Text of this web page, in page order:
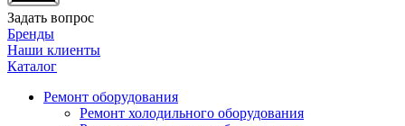
Задать вопрос
Бренды
Наши клиенты
Каталог
Ремонт оборудования
Ремонт холодильного оборудования